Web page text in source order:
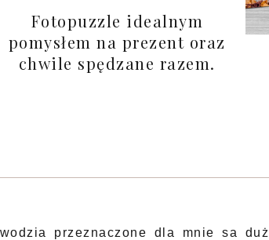
Fotopuzzle idealnym
pomysłem na prezent oraz
chwile spędzane razem.
przeznaczone dla mnie sa